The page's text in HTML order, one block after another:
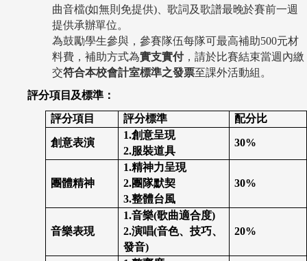
曲音檔(如無則免提供)、歌詞及歌譜最晚於賽前一週
提供承辦單位。
為鼓勵學生參與，參賽隊伍每隊可最高補助500元材
料費，補助方式為實支實付，請於比賽結束當週內繳
交符合本校會計室標準之發票至課外活動組。
評分項目及標準：
評分項目
評分標準 配分比
創意表演
1.創意呈現
2.服裝道具
30%
團體精神
1.精神力呈現
2.團隊默契
3.整體台風
30%
音樂表現
1.音樂(歌曲適合度)
2.演唱(音色、技巧、
發音)
20%